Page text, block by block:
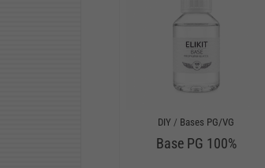
DIY / Bases PG/VG
Base PG 100%